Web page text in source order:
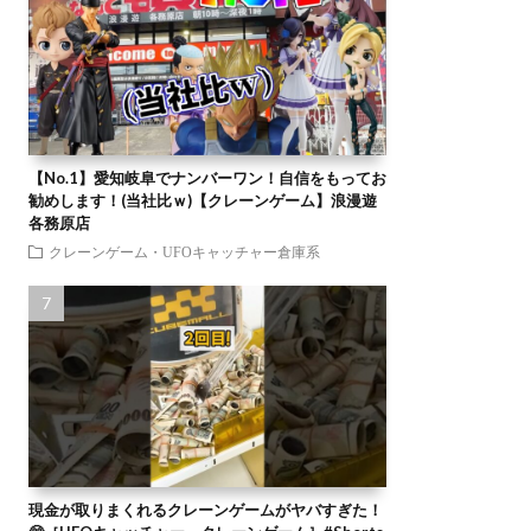
【No.1】愛知岐阜でナンバーワン！自信をもってお
勧めします！(当社比ｗ)【クレーンゲーム】浪漫遊
各務原店
クレーンゲーム・UFOキャッチャー倉庫系
現金が取りまくれるクレーンゲームがヤバすぎた！